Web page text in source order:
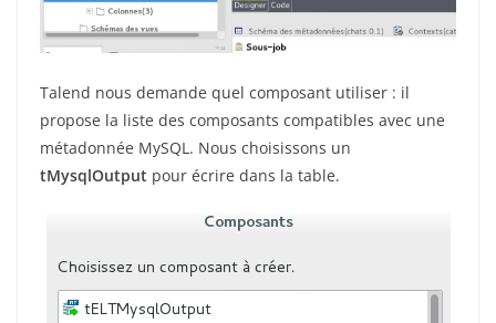
Talend nous demande quel composant utiliser : il
propose la liste des composants compatibles avec une
métadonnée MySQL. Nous choisissons un
tMysqlOutput pour écrire dans la table.